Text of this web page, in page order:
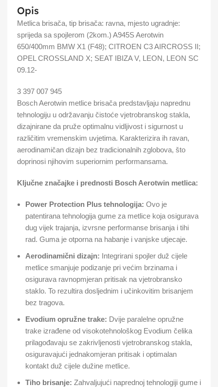
Opis
Metlica brisača, tip brisača: ravna, mjesto ugradnje:
sprijeda sa spojlerom (2kom.) A945S Aerotwin
650/400mm BMW X1 (F48); CITROEN C3 AIRCROSS II;
OPEL CROSSLAND X; SEAT IBIZA V, LEON, LEON SC
09.12-
3 397 007 945
Bosch Aerotwin metlice brisača predstavljaju naprednu
tehnologiju u održavanju čistoće vjetrobranskog stakla,
dizajnirane da pruže optimalnu vidljivost i sigurnost u
različitim vremenskim uvjetima. Karakterizira ih ravan,
aerodinamičan dizajn bez tradicionalnih zglobova, što
doprinosi njihovim superiornim performansama.
Ključne značajke i prednosti Bosch Aerotwin metlica:
Power Protection Plus tehnologija: Ovo je
patentirana tehnologija gume za metlice koja osigurava
dug vijek trajanja, izvrsne performanse brisanja i tihi
rad. Guma je otporna na habanje i vanjske utjecaje.
Aerodinamični dizajn: Integrirani spojler duž cijele
metlice smanjuje podizanje pri većim brzinama i
osigurava ravnopmjeran pritisak na vjetrobransko
staklo. To rezultira dosljednim i učinkovitim brisanjem
bez tragova.
Evodium opružne trake: Dvije paralelne opružne
trake izrađene od visokotehnološkog Evodium čelika
prilagođavaju se zakrivljenosti vjetrobranskog stakla,
osiguravajući jednakomjeran pritisak i optimalan
kontakt duž cijele dužine metlice.
Tiho brisanje: Zahvaljujući naprednoj tehnologiji gume i